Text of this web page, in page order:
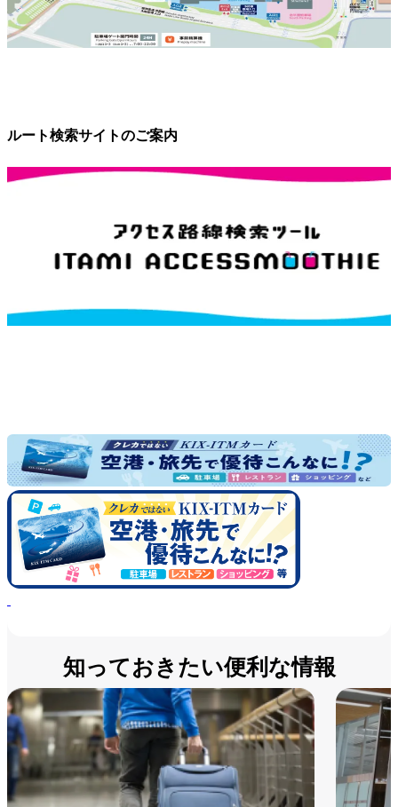
ルート検索サイトのご案内
知っておきたい便利な情報